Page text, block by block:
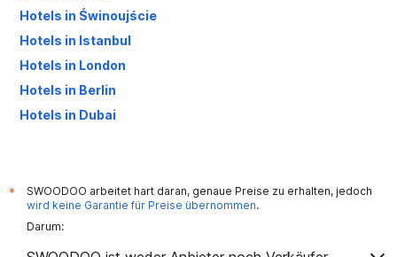
Hotels in Świnoujście
Hotels in Istanbul
Hotels in London
Hotels in Berlin
Hotels in Dubai
*
SWOODOO arbeitet hart daran, genaue Preise zu erhalten, jedoch
wird keine Garantie für Preise übernommen.
Darum: